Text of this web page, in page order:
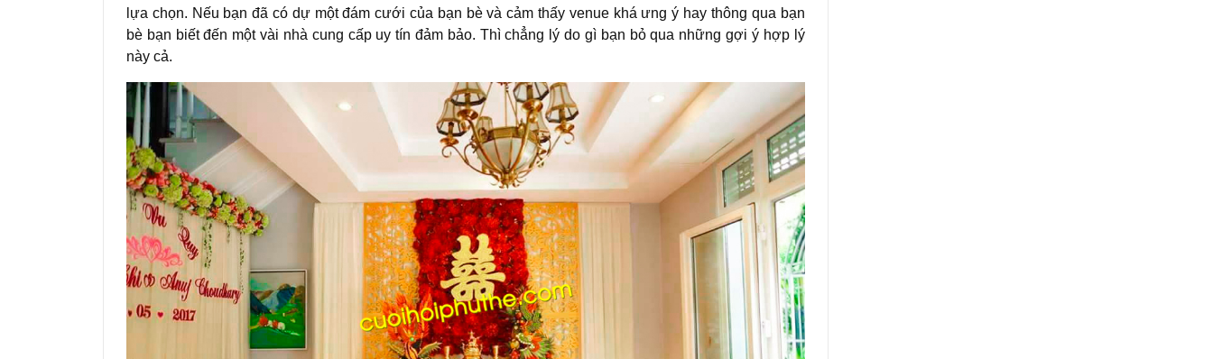
lựa chọn. Nếu bạn đã có dự một đám cưới của bạn bè và cảm thấy venue khá ưng ý hay thông qua bạn
bè bạn biết đến một vài nhà cung cấp uy tín đảm bảo. Thì chẳng lý do gì bạn bỏ qua những gợi ý hợp lý
này cả.